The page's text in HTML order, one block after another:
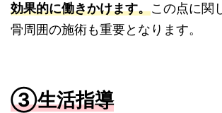
効果的に働きかけます。この点に関
骨周囲の施術も重要となります。
③生活指導